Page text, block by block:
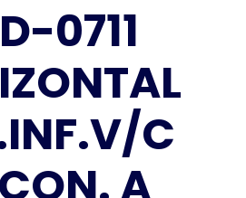
0711
C
A